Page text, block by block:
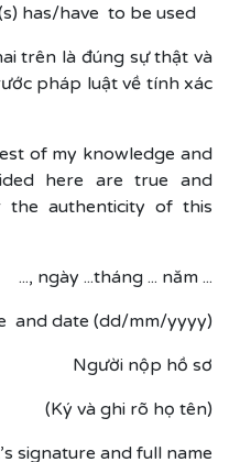
has/have to be used
trên là đúng sự thật và
pháp luật về tính xác
of my knowledge and
here are true and
authenticity of this
..., ngày ...tháng ... năm ...
and date (dd/mm/yyyy)
Người nộp hồ sơ
(Ký và ghi rõ họ tên)
signature and full name